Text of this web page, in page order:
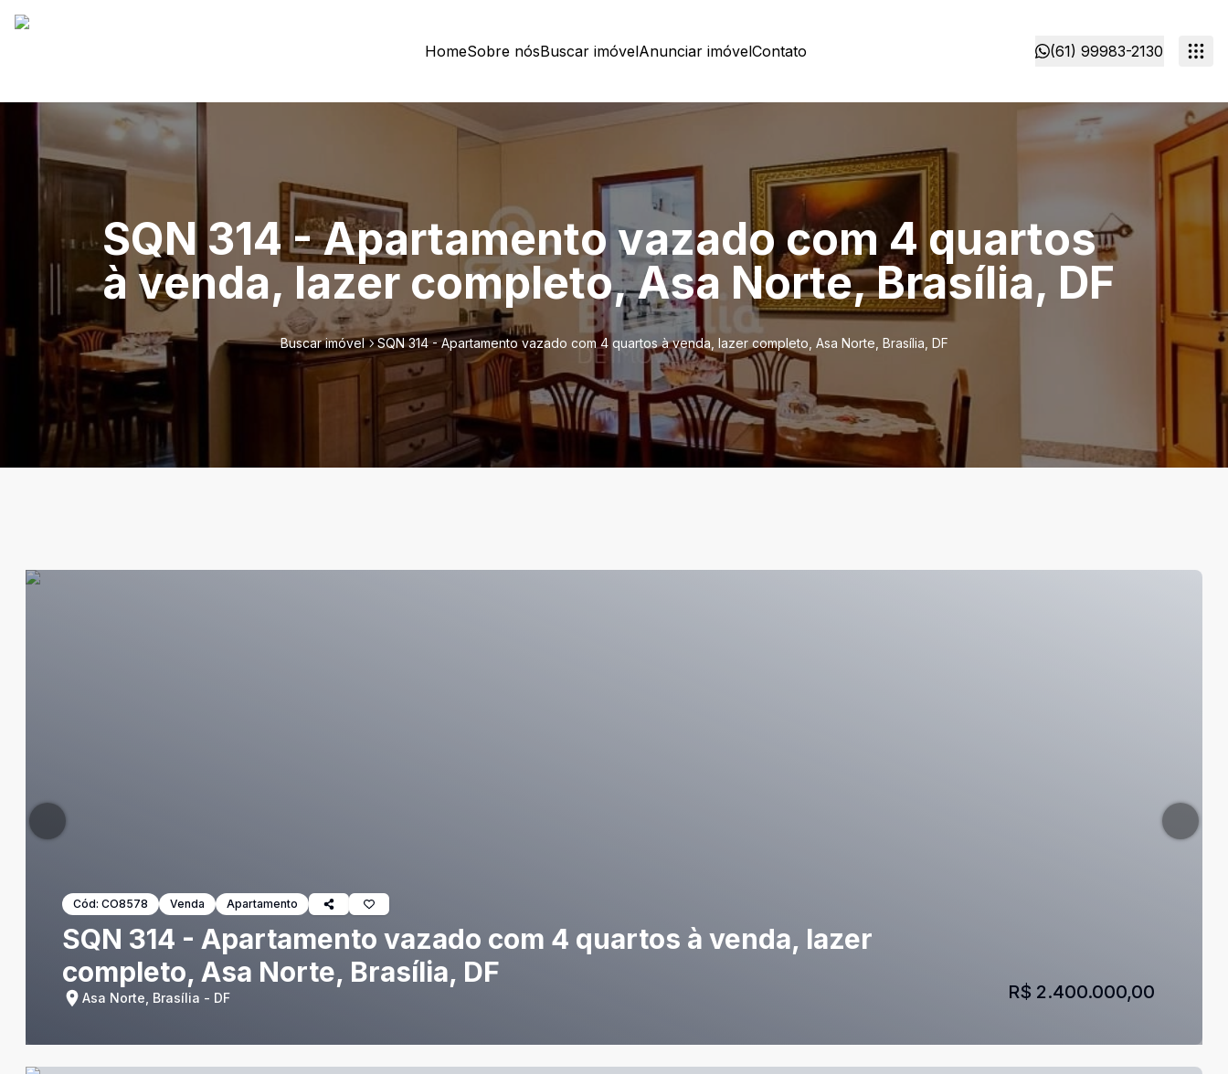
HomeSobre nósBuscar imóvelAnunciar imóvelContato (61) 99983-2130
SQN 314 - Apartamento vazado com 4 quartos
à venda, lazer completo, Asa Norte, Brasília, DF
Buscar imóvel SQN 314 - Apartamento vazado com 4 quartos à venda, lazer completo, Asa Norte, Brasília, DF
Cód: CO8578 Venda Apartamento
SQN 314 - Apartamento vazado com 4 quartos à venda, lazer
completo, Asa Norte, Brasília, DF
Asa Norte, Brasília - DF R$ 2.400.000,00